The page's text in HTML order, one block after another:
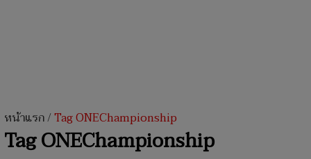
หน้าแรก/Tag ONEChampionship
Tag ONEChampionship